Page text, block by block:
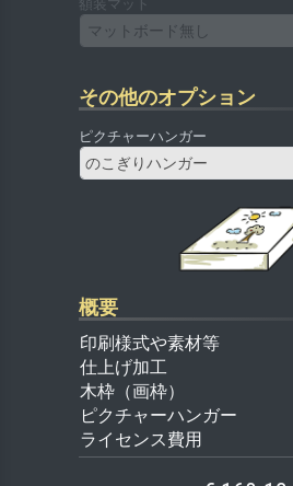
額装マット
マットボード無し
その他のオプション
ピクチャーハンガー
のこぎりハンガー
概要
印刷様式や素材等
仕上げ加工
木枠（画枠）
ピクチャーハンガー
ライセンス費用